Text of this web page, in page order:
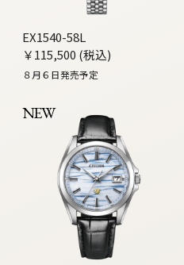
EX1540-58L
￥115,500 (税込)
８月６日発売予定
NEW